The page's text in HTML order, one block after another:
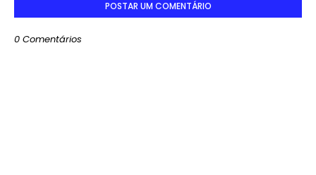
POSTAR UM COMENTÁRIO
0 Comentários